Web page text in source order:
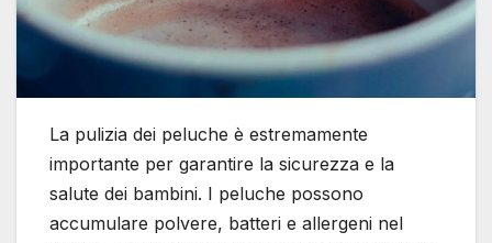
La pulizia dei peluche è estremamente
importante per garantire la sicurezza e la
salute dei bambini. I peluche possono
accumulare polvere, batteri e allergeni nel